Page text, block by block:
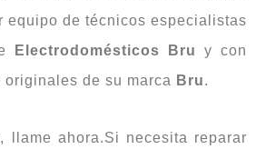
equipo de técnicos especialistas
Electrodomésticos Bru
y con
de su marca Bru.
llame ahora.Si necesita reparar